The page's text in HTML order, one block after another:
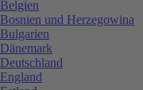
Belgien
Bosnien und Herzegowina
Bulgarien
Dänemark
Deutschland
England